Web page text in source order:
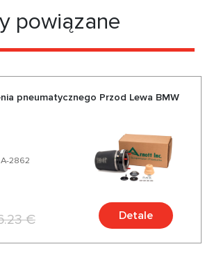
powiązane
pneumatycznego Przod Lewa BMW
2862
€ Detale